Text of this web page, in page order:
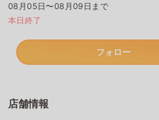
08月05日〜08月09日まで
本日終了
フォロー
店舗情報